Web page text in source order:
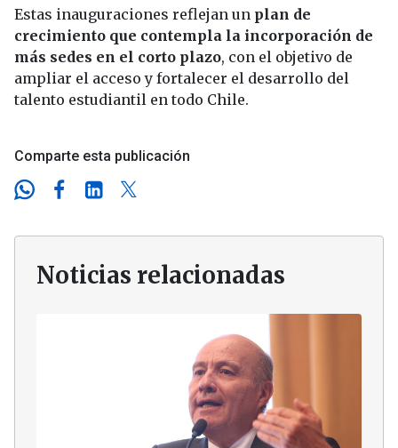
Estas inauguraciones reflejan un plan de
crecimiento que contempla la incorporación de
más sedes en el corto plazo, con el objetivo de
ampliar el acceso y fortalecer el desarrollo del
talento estudiantil en todo Chile.
Comparte esta publicación
Noticias relacionadas